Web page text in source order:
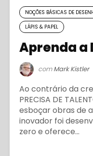
NOÇÕES BÁSICAS DE
LÁPIS & PAPEL
comMark Kistler
Ao contrário da
PRECISA DE
esboçar obras de
inovador foi
zero e oferece...